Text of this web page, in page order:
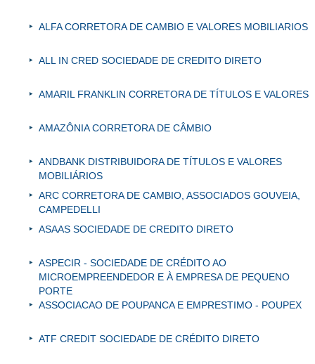
ALFA CORRETORA DE CAMBIO E VALORES MOBILIARIOS
ALL IN CRED SOCIEDADE DE CREDITO DIRETO
AMARIL FRANKLIN CORRETORA DE TÍTULOS E VALORES
AMAZÔNIA CORRETORA DE CÂMBIO
ANDBANK DISTRIBUIDORA DE TÍTULOS E VALORES
MOBILIÁRIOS
ARC CORRETORA DE CAMBIO, ASSOCIADOS GOUVEIA,
CAMPEDELLI
ASAAS SOCIEDADE DE CREDITO DIRETO
ASPECIR - SOCIEDADE DE CRÉDITO AO
MICROEMPREENDEDOR E À EMPRESA DE PEQUENO
PORTE
ASSOCIACAO DE POUPANCA E EMPRESTIMO - POUPEX
ATF CREDIT SOCIEDADE DE CRÉDITO DIRETO